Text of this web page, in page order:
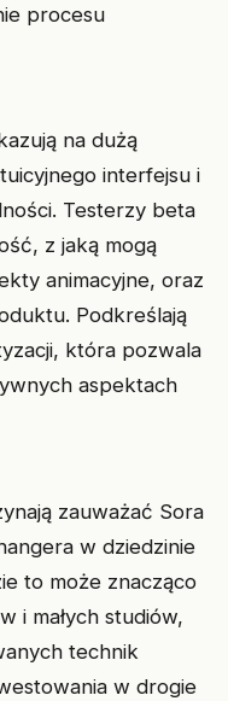
procesu
na dużą
interfejsu i
Testerzy beta
z jaką mogą
animacyjne, oraz
Podkreślają
która pozwala
aspektach
zauważać Sora
w dziedzinie
to może znacząco
i małych studiów,
technik
w drogie